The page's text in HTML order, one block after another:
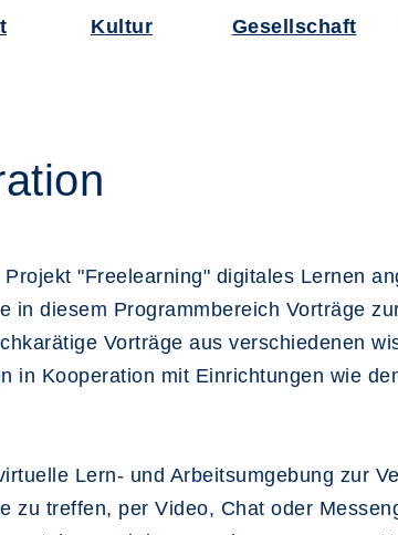
Kultur Gesellschaft
"Freelearning" digitales Lernen
in diesem Programmbereich Vorträge
Vorträge aus verschiedenen
in Kooperation mit Einrichtungen wie
Lern- und Arbeitsumgebung zur
zu treffen, per Video, Chat oder